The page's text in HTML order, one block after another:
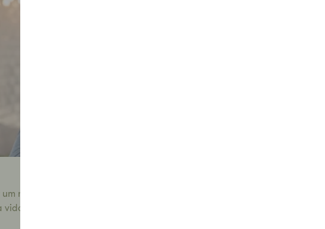
negócio Amway vai ajudá-lo a si e a quem mais ama a
vida melhor e mais saudável